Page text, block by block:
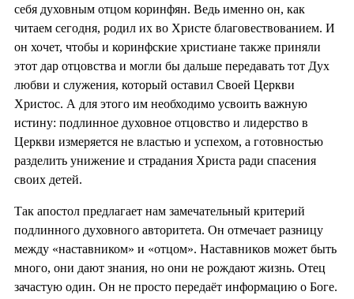
себя духовным отцом коринфян. Ведь именно он, как
читаем сегодня, родил их во Христе благовествованием. И
он хочет, чтобы и коринфские христиане также приняли
этот дар отцовства и могли бы дальше передавать тот Дух
любви и служения, который оставил Своей Церкви
Христос. А для этого им необходимо усвоить важную
истину: подлинное духовное отцовство и лидерство в
Церкви измеряется не властью и успехом, а готовностью
разделить унижение и страдания Христа ради спасения
своих детей.
Так апостол предлагает нам замечательный критерий
подлинного духовного авторитета. Он отмечает разницу
между «наставником» и «отцом». Наставников может быть
много, они дают знания, но они не рождают жизнь. Отец
зачастую один. Он не просто передаёт информацию о Боге.